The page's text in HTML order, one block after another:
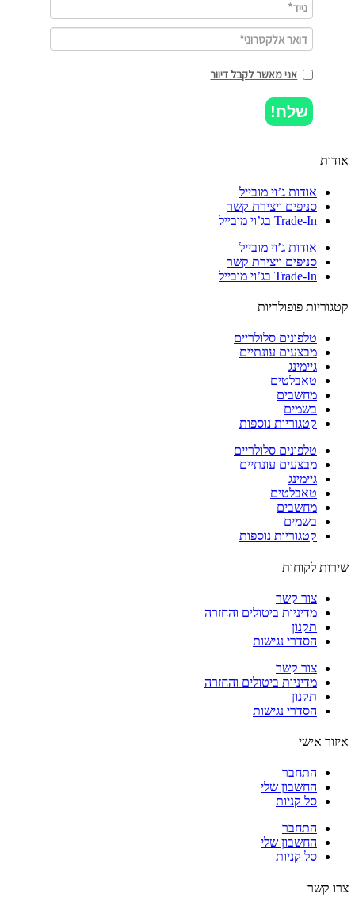
אני מאשר לקבל דיוור
שלח!
אודות ג’וי מובייל
סניפים ויצירת קשר
Trade-In בג’וי מובייל
אודות ג’וי מובייל
סניפים ויצירת קשר
Trade-In בג’וי מובייל
פופולריות
טלפונים סלולריים
מבצעים עונתיים
גיימינג
טאבלטים
מחשבים
בשמים
קטגוריות נוספות
טלפונים סלולריים
מבצעים עונתיים
גיימינג
טאבלטים
מחשבים
בשמים
קטגוריות נוספות
לקוחות
צור קשר
מדיניות ביטולים והחזרה
תקנון
הסדרי נגישות
צור קשר
מדיניות ביטולים והחזרה
תקנון
הסדרי נגישות
אישי
התחבר
החשבון שלי
סל קניות
התחבר
החשבון שלי
סל קניות
קשר